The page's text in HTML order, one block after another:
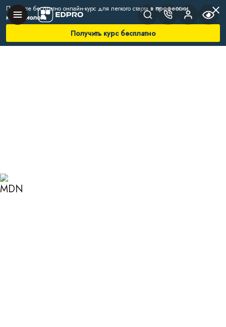
Получите бесплатно онлайн-курс для легкого стартав профессии
нутрициолога
Получить курс бесплатно